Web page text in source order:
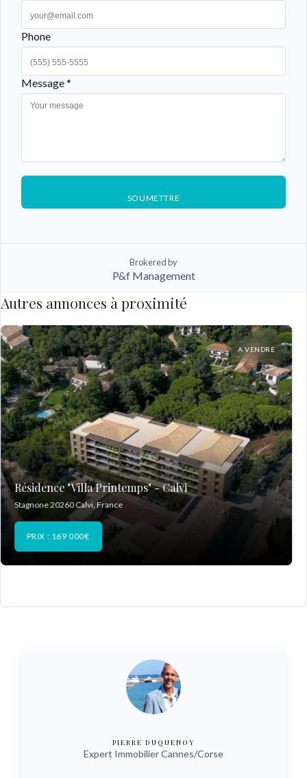
Phone
Message *
SOUMETTRE
Brokered by
P&f Management
Autres annonces à proximité
A VENDRE
Résidence "Villa Printemps" - Calvi
Stagnone 20260 Calvi, France
PRIX : 169 000€
PIERRE DUQUENOY
Expert Immobilier Cannes/Corse